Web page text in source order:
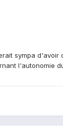
sympa d'avoir
l'autonomie